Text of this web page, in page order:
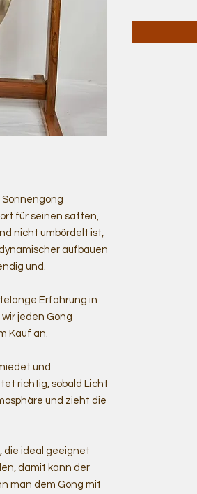
für seinen satten,
nicht umbördelt ist,
aufbauen
und.
Erfahrung in
jeden Gong
Kauf an.
und
richtig, sobald Licht
und zieht die
die ideal geeignet
damit kann der
man dem Gong mit